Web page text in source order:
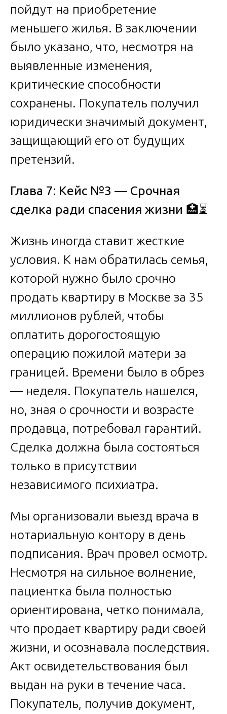
пойдут на приобретение
меньшего жилья. В заключении
было указано, что, несмотря на
выявленные изменения,
критические способности
сохранены. Покупатель получил
юридически значимый документ,
защищающий его от будущих
претензий.
Глава 7: Кейс №3 — Срочная
сделка ради спасения жизни 🏥⏳
Жизнь иногда ставит жесткие
условия. К нам обратилась семья,
которой нужно было срочно
продать квартиру в Москве за 35
миллионов рублей, чтобы
оплатить дорогостоящую
операцию пожилой матери за
границей. Времени было в обрез
— неделя. Покупатель нашелся,
но, зная о срочности и возрасте
продавца, потребовал гарантий.
Сделка должна была состояться
только в присутствии
независимого психиатра.
Мы организовали выезд врача в
нотариальную контору в день
подписания. Врач провел осмотр.
Несмотря на сильное волнение,
пациентка была полностью
ориентирована, четко понимала,
что продает квартиру ради своей
жизни, и осознавала последствия.
Акт освидетельствования был
выдан на руки в течение часа.
Покупатель, получив документ,